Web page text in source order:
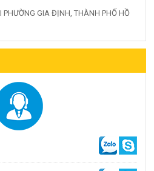
PHƯỜNG GIA ĐỊNH, THÀNH PHỐ HỒ